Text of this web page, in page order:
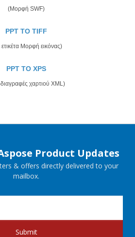
(Μορφή SWF)
PPT TO TIFF
Μορφή εικόνας)
PPT TO XPS
χαρτιού XML)
Product Updates
& offers directly delivered to your
mailbox.
Submit